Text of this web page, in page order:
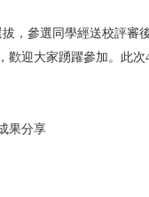
，參選同學經送校評審
歡迎大家踴躍參加。此
果分享